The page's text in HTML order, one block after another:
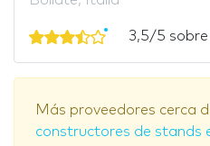
3,5/5 sobre
Más proveedores cerca
constructores de stands